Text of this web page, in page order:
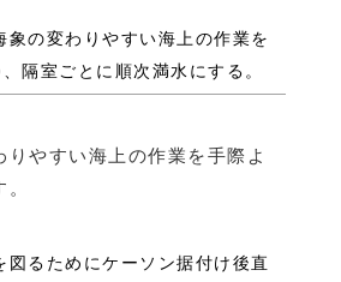
の変わりやすい海上の作業を
隔室ごとに順次満水にする。
やすい海上の作業を手際よ
るためにケーソン据付け後直